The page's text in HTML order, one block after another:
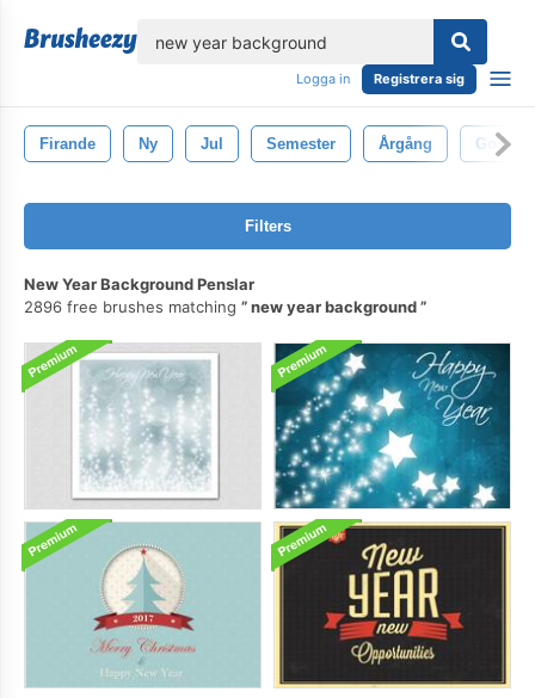
Logga in Registrera sig
Firande Ny Jul Semester Årgång God Jul
Filters
New Year Background Penslar
2896 free brushes matching
new year background